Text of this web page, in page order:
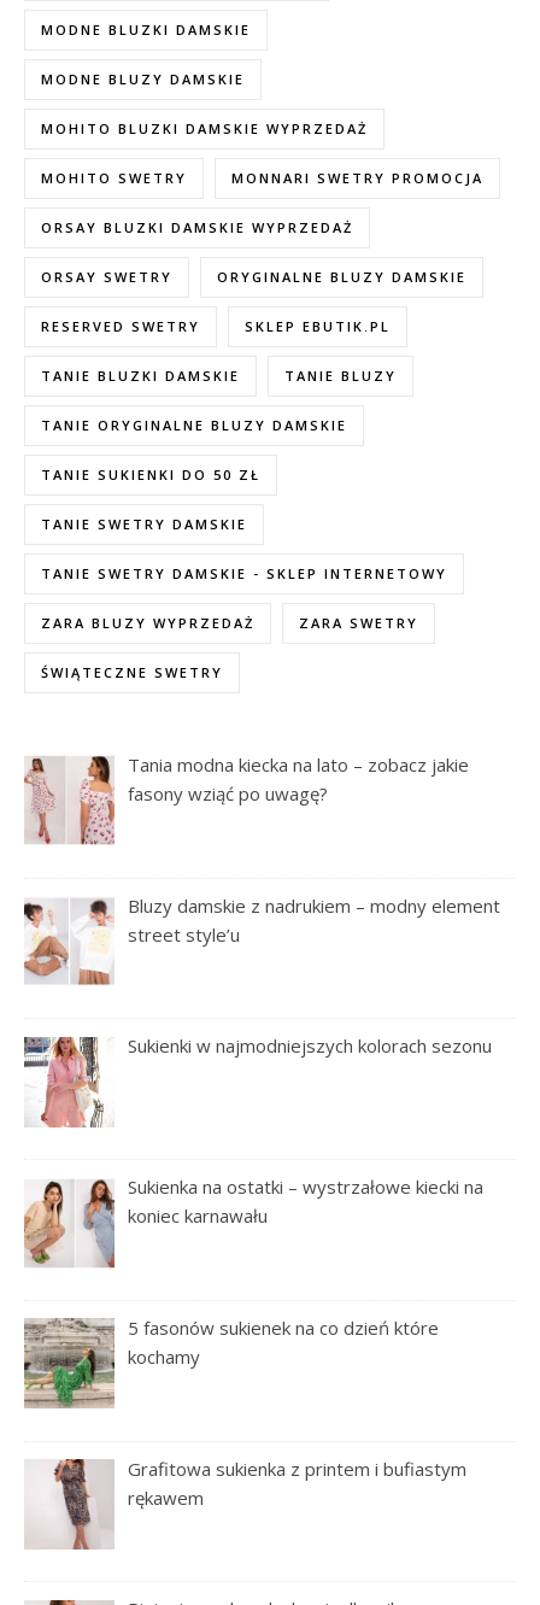
MODNE BLUZKI DAMSKIE
MODNE BLUZY DAMSKIE
MOHITO BLUZKI DAMSKIE WYPRZEDAŻ
MOHITO SWETRY MONNARI SWETRY PROMOCJA
ORSAY BLUZKI DAMSKIE WYPRZEDAŻ
ORSAY SWETRY ORYGINALNE BLUZY DAMSKIE
RESERVED SWETRY SKLEP EBUTIK.PL
TANIE BLUZKI DAMSKIE TANIE BLUZY
TANIE ORYGINALNE BLUZY DAMSKIE
TANIE SUKIENKI DO 50 ZŁ
TANIE SWETRY DAMSKIE
TANIE SWETRY DAMSKIE - SKLEP INTERNETOWY
ZARA BLUZY WYPRZEDAŻ ZARA SWETRY
ŚWIĄTECZNE SWETRY
Tania modna kiecka na lato – zobacz jakie
fasony wziąć po uwagę?
Bluzy damskie z nadrukiem – modny element
street style’u
Sukienki w najmodniejszych kolorach sezonu
Sukienka na ostatki – wystrzałowe kiecki na
koniec karnawału
5 fasonów sukienek na co dzień które
kochamy
Grafitowa sukienka z printem i bufiastym
rękawem